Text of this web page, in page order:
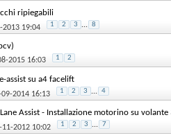
ripiegabili
2013 19:04 1 2 3 ... 8
2015 16:03 1 2
assist su a4 facelift
09-2014 16:13 1 2 3 ... 4
Assist - Installazione motorino su volante
11-2012 10:02 1 2 3 ... 7